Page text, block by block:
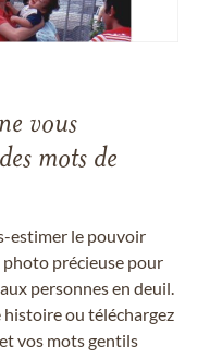
vous
mots de
estimer le pouvoir
précieuse pour
personnes en deuil.
histoire ou téléchargez
vos mots gentils